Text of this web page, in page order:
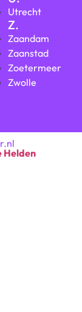
Utrecht
Z.
Zaandam
Zaanstad
Zoetermeer
Zwolle
Helden